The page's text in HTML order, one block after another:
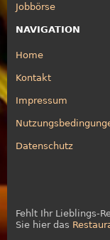
Jobbörse
NAVIGATION
Home
Kontakt
Impressum
Datenschutz
Fehlt Ihr Lieblings-
Sie hier das